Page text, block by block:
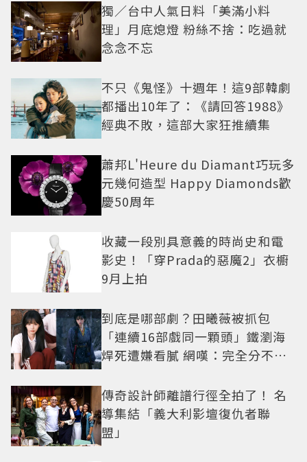
獨／台中人氣日料「美滿小料
理」月底熄燈 粉絲不捨：吃過就
念念不忘
不只《鬼怪》十週年！這9部韓劇
都播出10年了：《請回答1988》
經典不敗，這部大家狂推續集
蕭邦L'Heure du Diamant巧玩多
元幾何造型 Happy Diamonds歡
慶50周年
收藏一段別具意義的時尚史和電
影史！「穿Prada的惡魔2」衣櫥
9月上拍
到底是哪部劇？田曦薇被抓包
「連續16部戲同一顆頭」鐵瀏海
焊死遭嫌看膩 網嘆：完全分不出
傳奇設計師離譜行徑全拍了！ 名
導集結「義大利影壇復仇者聯
盟」